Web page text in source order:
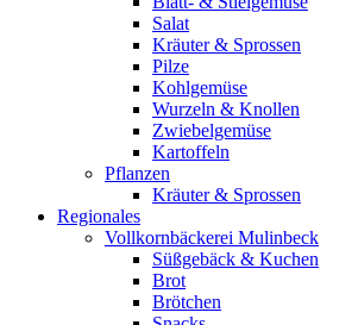
Salat
Kräuter & Sprossen
Pilze
Kohlgemüse
Wurzeln & Knollen
Zwiebelgemüse
Kartoffeln
Pflanzen
Kräuter & Sprossen
Regionales
Vollkornbäckerei Mulinbeck
Süßgebäck & Kuchen
Brot
Brötchen